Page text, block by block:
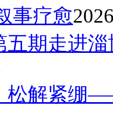
事疗愈
五期走进
松解紧绷